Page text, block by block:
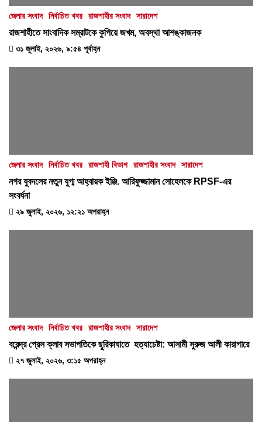
জেলার সংবাদ নির্বাচিত খবর রাজশাহীর সংবাদ সারাদেশ
রাজশাহীতে সাংবাদিক সম্রাটকে কুপিয়ে জখম, অবস্থা আশঙ্কাজনক
৩১ জুলাই, ২০২৬, ৯:৫৪ পূর্বাহ্ন
জেলার সংবাদ নির্বাচিত খবর রাজশাহী বিভাগ রাজশাহীর সংবাদ সারাদেশ
নগর যুবদলের নতুন যুগ্ম আহ্বায়ক ইঞ্জি. আরিফুজ্জামান সোহেলকে RPSF-এর
সংবর্ধনা
২৯ জুলাই, ২০২৬, ১২:২১ অপরাহ্ন
জেলার সংবাদ নির্বাচিত খবর রাজশাহীর সংবাদ সারাদেশ
বরেন্দ্র প্রেস ক্লাব সভাপতিকে ছুরিকাঘাতে হত্যাচেষ্টা: আসামী সুরুজ আলী কারাগারে
২৭ জুলাই, ২০২৬, ৩:১৫ অপরাহ্ন